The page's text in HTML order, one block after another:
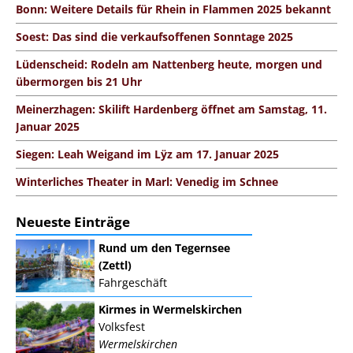
Bonn: Weitere Details für Rhein in Flammen 2025 bekannt
Soest: Das sind die verkaufsoffenen Sonntage 2025
Lüdenscheid: Rodeln am Nattenberg heute, morgen und
übermorgen bis 21 Uhr
Meinerzhagen: Skilift Hardenberg öffnet am Samstag, 11.
Januar 2025
Siegen: Leah Weigand im Lÿz am 17. Januar 2025
Winterliches Theater in Marl: Venedig im Schnee
Neueste Einträge
Rund um den Tegernsee
(Zettl)
Fahrgeschäft
Kirmes in Wermelskirchen
Volksfest
Wermelskirchen